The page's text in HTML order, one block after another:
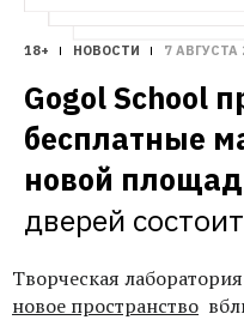
18+ НОВОСТИ 7 АВГУСТА
Gogol School
бесплатные
новой
дверей
Творческая
новое пространство